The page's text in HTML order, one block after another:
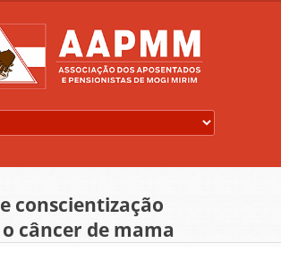
conscientização
câncer de mama